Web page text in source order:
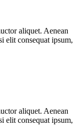
aliquet. Aenean
elit consequat ipsum,
aliquet. Aenean
elit consequat ipsum,